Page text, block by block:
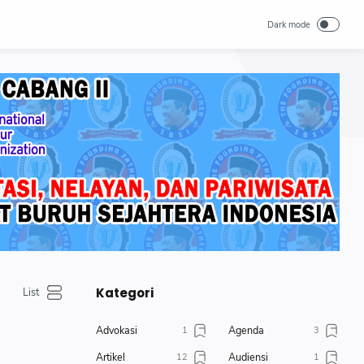
Kategori
Advokasi 1 Agenda 3
Artikel 12 Audiensi 1